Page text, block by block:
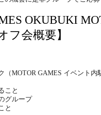
OKUBUKI
フ会概要】
（MOTOR GAMES イベント内
こと
グループ
と